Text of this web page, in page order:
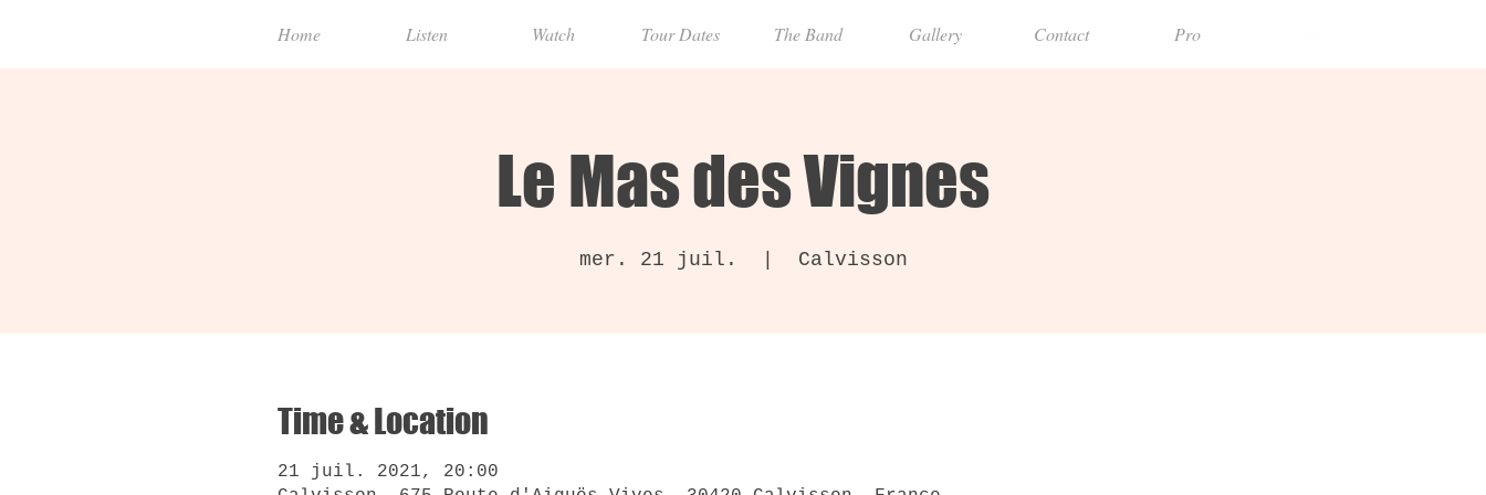
Home Listen Watch Tour Dates The Band Gallery Contact Pro
Le Mas des Vignes
mer. 21 juil. Calvisson
Time & Location
21 juil. 2021, 20:00